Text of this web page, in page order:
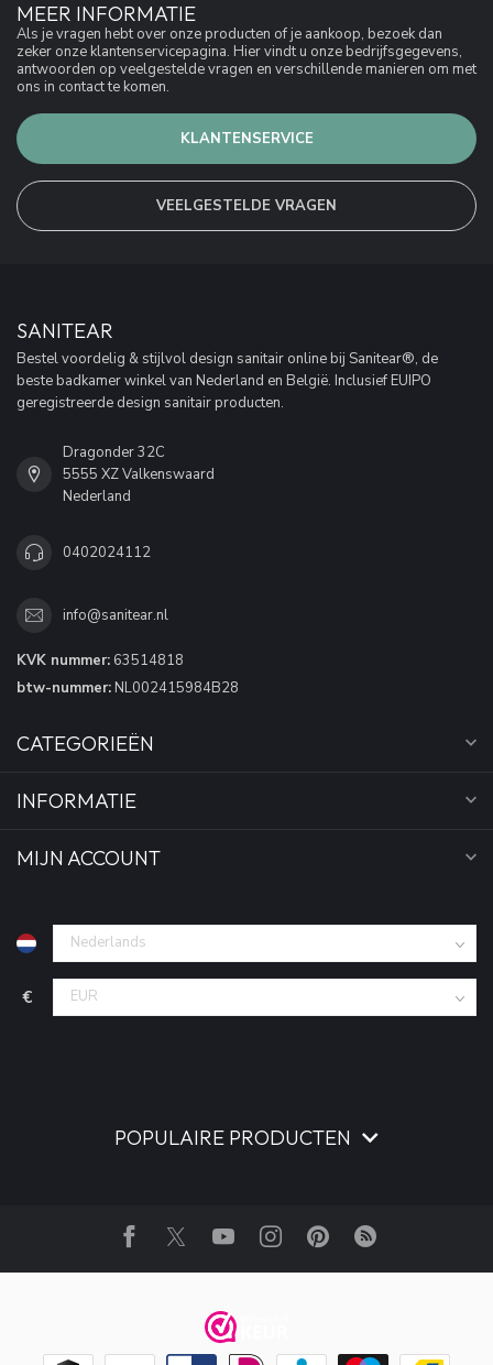
MEER INFORMATIE
Als je vragen hebt over onze producten of je aankoop, bezoek dan
zeker onze klantenservicepagina. Hier vindt u onze bedrijfsgegevens,
antwoorden op veelgestelde vragen en verschillende manieren om met
ons in contact te komen.
KLANTENSERVICE
VEELGESTELDE VRAGEN
SANITEAR
Bestel voordelig & stijlvol design sanitair online bij Sanitear®, de
beste badkamer winkel van Nederland en België. Inclusief EUIPO
geregistreerde design sanitair producten.
Dragonder 32C
5555 XZ Valkenswaard
Nederland
0402024112
info@sanitear.nl
KVK nummer: 63514818
btw-nummer: NL002415984B28
CATEGORIEËN
INFORMATIE
MIJN ACCOUNT
€
POPULAIRE PRODUCTEN